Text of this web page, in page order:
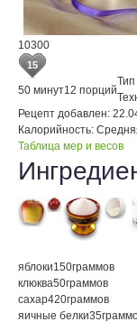
10300
15
50 минут12 порций
Рецепт добавлен:
Калорийность:
Таблица мер и весов
яблоки150граммов
клюква50граммов
сахар420граммов
яичные белки35